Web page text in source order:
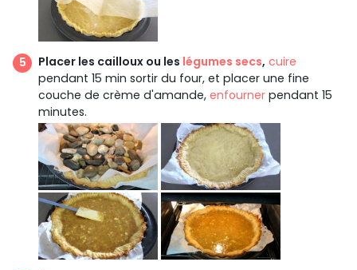
Placer les cailloux ou les légumes secs, cuire
pendant 15 min sortir du four, et placer une fine
couche de crème d'amande, enfourner pendant 15
minutes.